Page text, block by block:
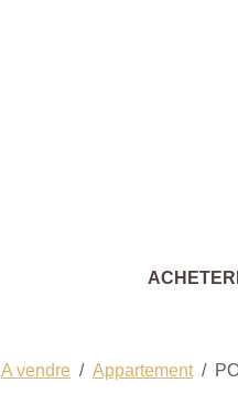
ACHETER
A vendre Appartement